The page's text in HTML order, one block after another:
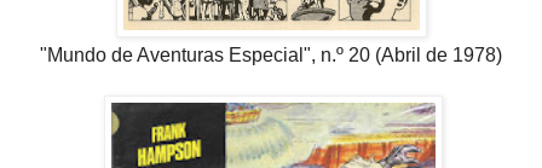
"Mundo de Aventuras Especial", n.º 20 (Abril de 1978)